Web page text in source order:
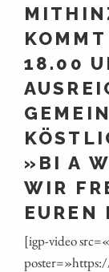
18.00
»BI A
IR
UREN
[igp-video